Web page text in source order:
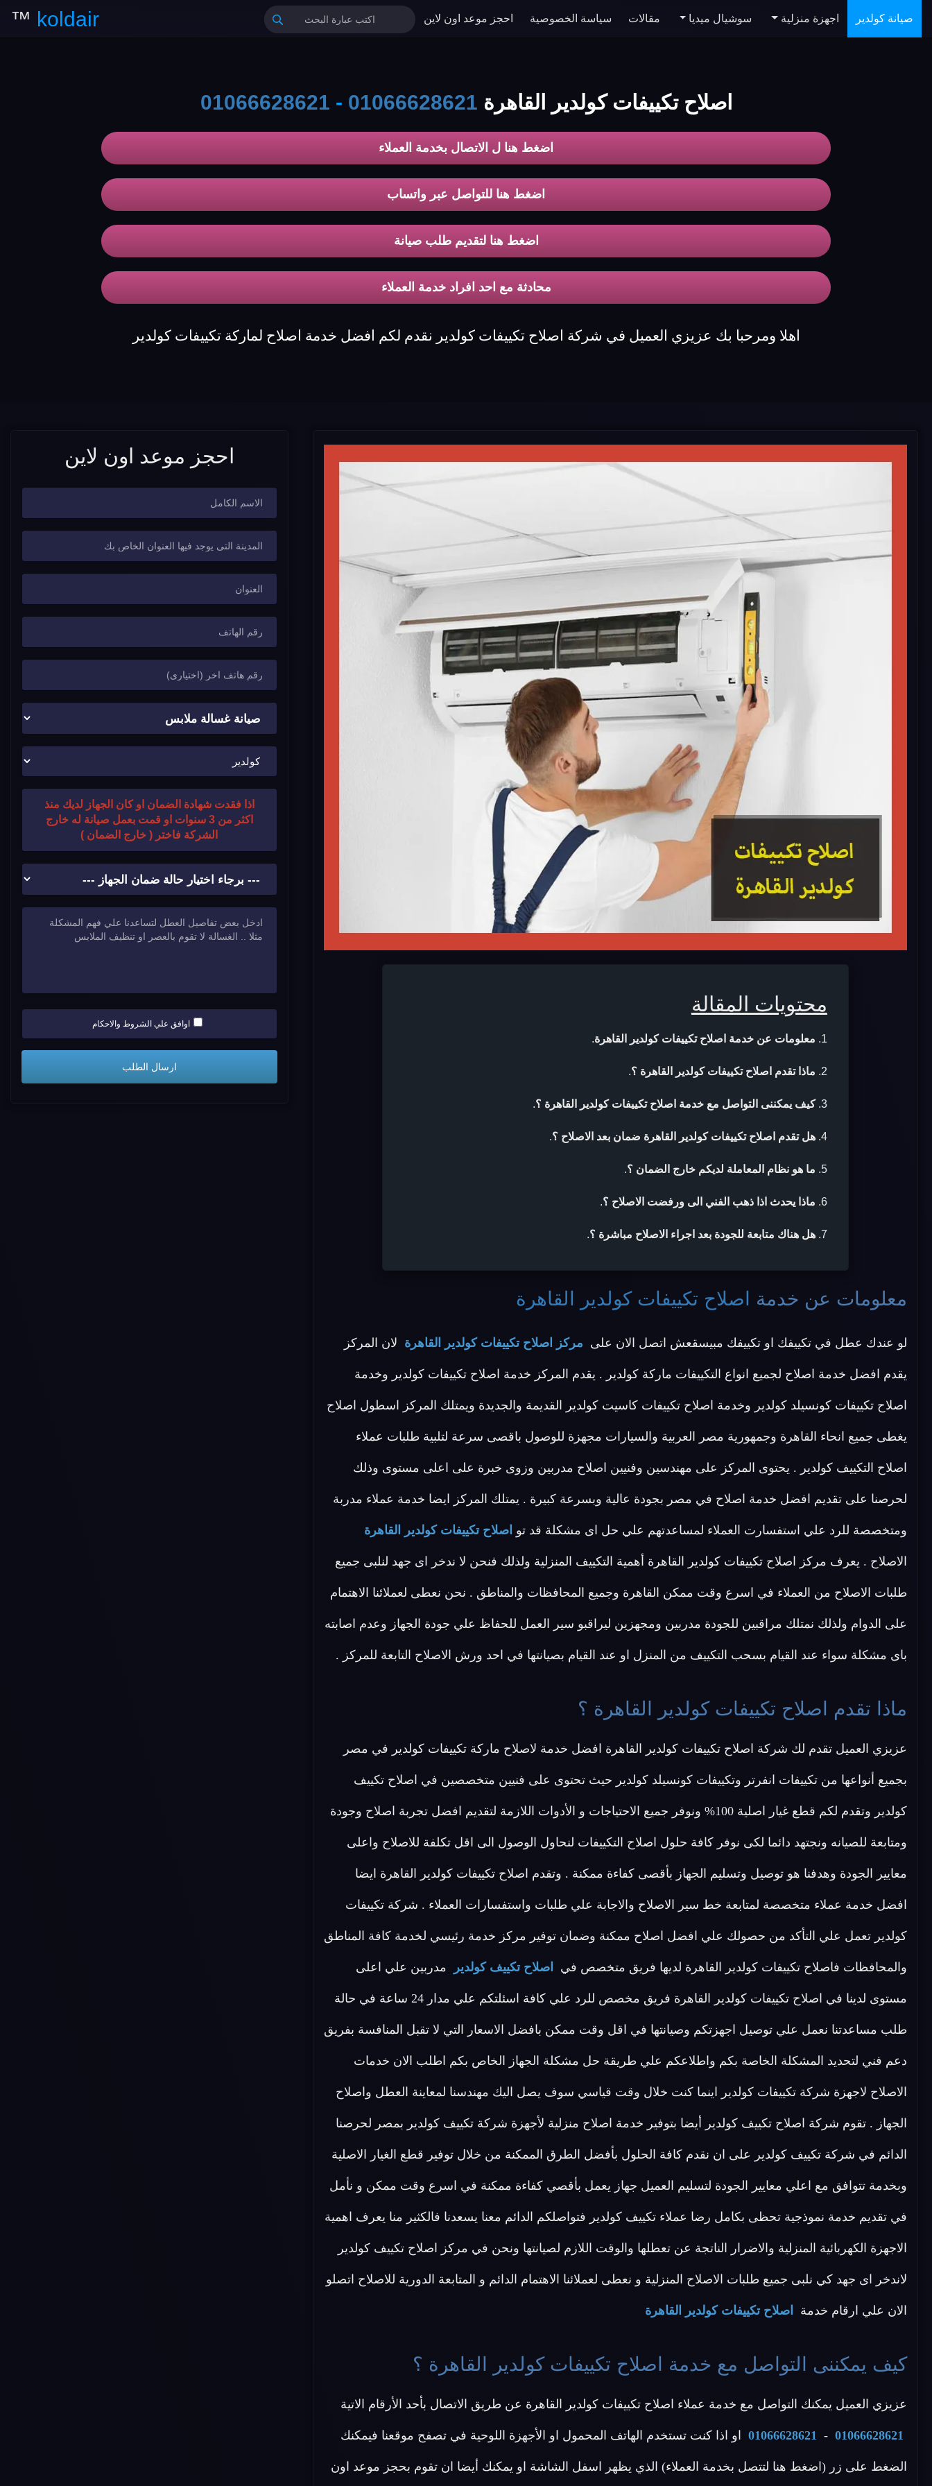
koldair
™ صيانة كولدير اجهزة منزلية سوشيال ميديا مقالات سياسة الخصوصية احجز موعد اون لاين
اصلاح تكييفات كولدير القاهرة 01066628621
-
01066628621
اضغط هنا ل الاتصال بخدمة العملاء
اضغط هنا للتواصل عبر واتساب
اضغط هنا لتقديم طلب صيانة
محادثة مع احد افراد خدمة العملاء
اهلا ومرحبا بك عزيزي العميل في شركة اصلاح تكييفات كولدير نقدم لكم افضل خدمة اصلاح لماركة تكييفات كولدير
محتويات المقالة
معلومات عن خدمة اصلاح تكييفات كولدير القاهرة.
ماذا تقدم اصلاح تكييفات كولدير القاهرة ؟.
كيف يمكننى التواصل مع خدمة اصلاح تكييفات كولدير القاهرة ؟.
هل تقدم اصلاح تكييفات كولدير القاهرة ضمان بعد الاصلاح ؟.
ما هو نظام المعاملة لديكم خارج الضمان ؟.
ماذا يحدث اذا ذهب الفني الى ورفضت الاصلاح ؟.
هل هناك متابعة للجودة بعد اجراء الاصلاح مباشرة ؟.
معلومات عن خدمة اصلاح تكييفات كولدير القاهرة
لو عندك عطل في تكييفك او تكييفك مبيسقعش اتصل الان على مركز اصلاح تكييفات كولدير القاهرة لان المركز
يقدم افضل خدمة اصلاح لجميع انواع التكييفات ماركة كولدير . يقدم المركز خدمة اصلاح تكييفات كولدير وخدمة
اصلاح تكييفات كونسيلد كولدير وخدمة اصلاح تكييفات كاسيت كولدير القديمة والجديدة ويمتلك المركز اسطول اصلاح
يغطى جميع انحاء القاهرة وجمهورية مصر العربية والسيارات مجهزة للوصول باقصى سرعة لتلبية طلبات عملاء
اصلاح التكييف كولدير . يحتوى المركز على مهندسين وفنيين اصلاح مدربين وزوى خبرة على اعلى مستوى وذلك
لحرصنا على تقديم افضل خدمة اصلاح في مصر بجودة عالية وبسرعة كبيرة . يمتلك المركز ايضا خدمة عملاء مدربة
ومتخصصة للرد علي استفسارت العملاء لمساعدتهم علي حل اى مشكلة قد تو اصلاح تكييفات كولدير القاهرة
الاصلاح . يعرف مركز اصلاح تكييفات كولدير القاهرة أهمية التكييف المنزلية ولذلك فنحن لا ندخر اى جهد لنلبى جميع
طلبات الاصلاح من العملاء في اسرع وقت ممكن القاهرة وجميع المحافظات والمناطق . نحن نعطى لعملائنا الاهتمام
على الدوام ولذلك نمتلك مراقبين للجودة مدربين ومجهزين ليراقبو سير العمل للحفاظ علي جودة الجهاز وعدم اصابته
باى مشكلة سواء عند القيام بسحب التكييف من المنزل او عند القيام بصيانتها في احد ورش الاصلاح التابعة للمركز .
ماذا تقدم اصلاح تكييفات كولدير القاهرة ؟
عزيزي العميل تقدم لك شركة اصلاح تكييفات كولدير القاهرة افضل خدمة لاصلاح ماركة تكييفات كولدير في مصر
بجميع أنواعها من تكييفات انفرتر وتكييفات كونسيلد كولدير حيث تحتوى على فنيين متخصصين في اصلاح تكييف
كولدير وتقدم لكم قطع غيار اصلية 100% ونوفر جميع الاحتياجات و الأدوات اللازمة لتقديم افضل تجربة اصلاح وجودة
ومتابعة للصيانه ونجتهد دائما لكى نوفر كافة حلول اصلاح التكييفات لنحاول الوصول الى اقل تكلفة للاصلاح واعلى
معايير الجودة وهدفنا هو توصيل وتسليم الجهاز بأقصى كفاءة ممكنة . وتقدم اصلاح تكييفات كولدير القاهرة ايضا
افضل خدمة عملاء متخصصة لمتابعة خط سير الاصلاح والاجابة علي طلبات واستفسارات العملاء . شركة تكييفات
كولدير تعمل علي التأكد من حصولك علي افضل اصلاح ممكنة وضمان توفير مركز خدمة رئيسي لخدمة كافة المناطق
والمحافظات فاصلاح تكييفات كولدير القاهرة لديها فريق متخصص في اصلاح تكييف كولدير مدربين علي اعلى
مستوى لدينا في اصلاح تكييفات كولدير القاهرة فريق مخصص للرد علي كافة اسئلتكم علي مدار 24 ساعة في حالة
طلب مساعدتنا نعمل علي توصيل اجهزتكم وصيانتها في اقل وقت ممكن بافضل الاسعار التي لا تقبل المنافسة بفريق
دعم فني لتحديد المشكلة الخاصة بكم واطلاعكم علي طريقة حل مشكلة الجهاز الخاص بكم اطلب الان خدمات
الاصلاح لاجهزة شركة تكييفات كولدير اينما كنت خلال وقت قياسي سوف يصل اليك مهندسنا لمعاينة العطل واصلاح
الجهاز . تقوم شركة اصلاح تكييف كولدير أيضا بتوفير خدمة اصلاح منزلية لأجهزة شركة تكييف كولدير بمصر لحرصنا
الدائم في شركة تكييف كولدير على ان نقدم كافة الحلول بأفضل الطرق الممكنة من خلال توفير قطع الغيار الاصلية
وبخدمة تتوافق مع اعلي معايير الجودة لتسليم العميل جهاز يعمل بأقصي كفاءة ممكنة في اسرع وقت ممكن و نأمل
في تقديم خدمة نموذجية تحظى بكامل رضا عملاء تكييف كولدير فتواصلكم الدائم معنا يسعدنا فالكثير منا يعرف اهمية
الاجهزة الكهربائية المنزلية والاضرار الناتجة عن تعطلها والوقت اللازم لصيانتها ونحن في مركز اصلاح تكييف كولدير
لاندخر اى جهد كي نلبى جميع طلبات الاصلاح المنزلية و نعطى لعملائنا الاهتمام الدائم و المتابعة الدورية للاصلاح اتصلو
الان علي ارقام خدمة اصلاح تكييفات كولدير القاهرة
كيف يمكننى التواصل مع خدمة اصلاح تكييفات كولدير القاهرة ؟
عزيزي العميل يمكنك التواصل مع خدمة عملاء اصلاح تكييفات كولدير القاهرة عن طريق الاتصال بأحد الأرقام الاتية
01066628621
-
01066628621 او اذا كنت تستخدم الهاتف المحمول او الأجهزة اللوحية في تصفح موقعنا فيمكنك
الضغط على زر (اضغط هنا لتتصل بخدمة العملاء) الذي يظهر اسفل الشاشة او يمكنك أيضا ان تقوم بحجز موعد اون
احجز موعد اون لاين
اذا فقدت شهادة الضمان او كان الجهاز لديك منذ
اكثر من 3 سنوات او قمت بعمل صيانة له خارج
الشركة فاختر ( خارج الضمان )
اوافق علي الشروط والاحكام